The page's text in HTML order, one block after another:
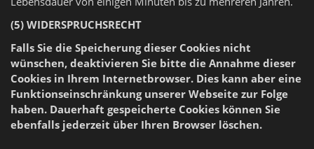
(5) WIDERSPRUCHSRECHT
Falls Sie die Speicherung dieser Cookies nicht
wünschen, deaktivieren Sie bitte die Annahme dieser
Cookies in Ihrem Internetbrowser. Dies kann aber eine
Funktionseinschränkung unserer Webseite zur Folge
haben. Dauerhaft gespeicherte Cookies können Sie
ebenfalls jederzeit über Ihren Browser löschen.